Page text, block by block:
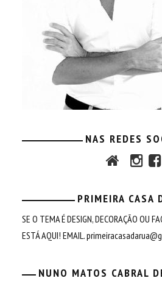
NAS REDES
PRIMEIRA CASA
SE O TEMA É DESIGN, DECORAÇÃO OU
ESTÁ AQUI! EMAIL.
NUNO MATOS CABRAL